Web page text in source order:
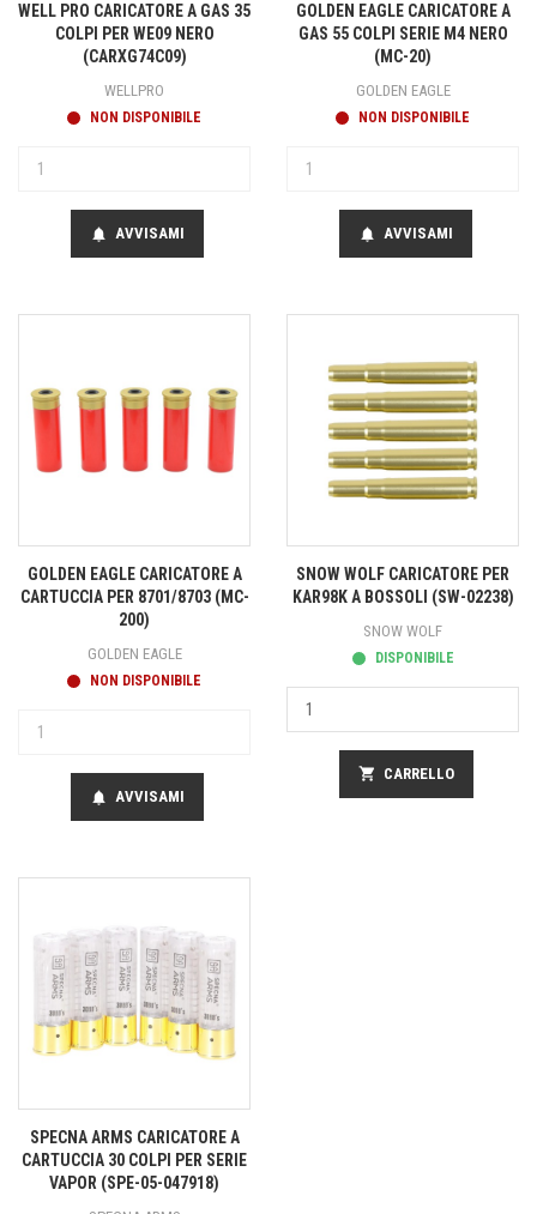
WELL PRO CARICATORE A GAS 35
COLPI PER WE09 NERO
(CARXG74C09)
WELLPRO
NON DISPONIBILE
notifications AVVISAMI
GOLDEN EAGLE CARICATORE A
GAS 55 COLPI SERIE M4 NERO
(MC-20)
GOLDEN EAGLE
NON DISPONIBILE
notifications AVVISAMI
GOLDEN EAGLE CARICATORE A
CARTUCCIA PER 8701/8703 (MC-
200)
GOLDEN EAGLE
NON DISPONIBILE
notifications AVVISAMI
SNOW WOLF CARICATORE PER
KAR98K A BOSSOLI (SW-02238)
SNOW WOLF
DISPONIBILE
shopping_cart CARRELLO
SPECNA ARMS CARICATORE A
CARTUCCIA 30 COLPI PER SERIE
VAPOR (SPE-05-047918)